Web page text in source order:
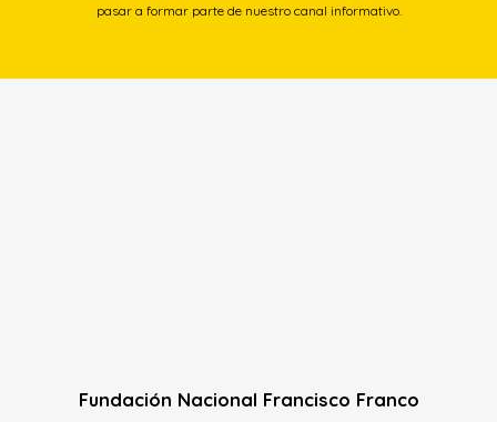
pasar a formar parte de nuestro canal informativo.
Fundación Nacional Francisco Franco